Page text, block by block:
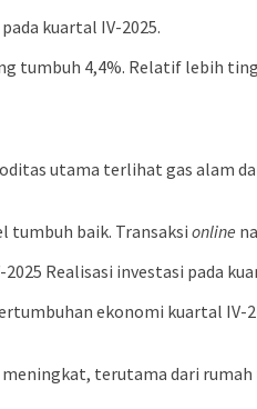
kuartal IV-2025.
tumbuh 4,4%. Relatif lebih
utama terlihat gas alam
tumbuh baik. Transaksi online
Realisasi investasi pada
ekonomi kuartal IV-
terutama dari